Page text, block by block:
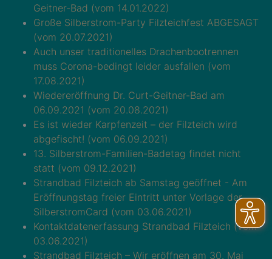
Geitner-Bad (vom 14.01.2022)
Große Silberstrom-Party Filzteichfest ABGESAGT
(vom 20.07.2021)
Auch unser traditionelles Drachenbootrennen
muss Corona-bedingt leider ausfallen (vom
17.08.2021)
Wiedereröffnung Dr. Curt-Geitner-Bad am
06.09.2021 (vom 20.08.2021)
Es ist wieder Karpfenzeit – der Filzteich wird
abgefischt! (vom 06.09.2021)
13. Silberstrom-Familien-Badetag findet nicht
statt (vom 09.12.2021)
Strandbad Filzteich ab Samstag geöffnet - Am
Eröffnungstag freier Eintritt unter Vorlage der
SilberstromCard (vom 03.06.2021)
Kontaktdatenerfassung Strandbad Filzteich (vom
03.06.2021)
Strandbad Filzteich – Wir eröffnen am 30. Mai